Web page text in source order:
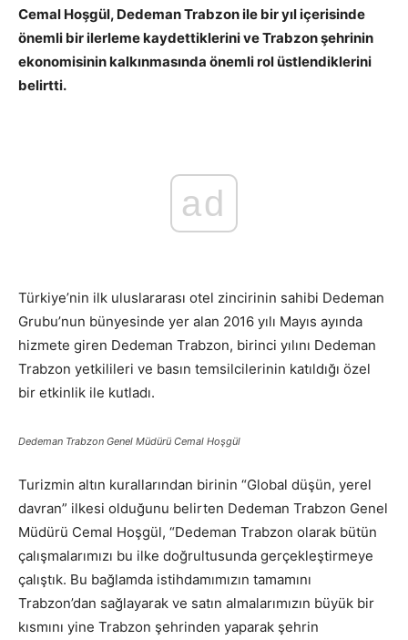
Cemal Hoşgül, Dedeman Trabzon ile bir yıl içerisinde
önemli bir ilerleme kaydettiklerini ve Trabzon şehrinin
ekonomisinin kalkınmasında önemli rol üstlendiklerini
belirtti.
ad
Türkiye’nin ilk uluslararası otel zincirinin sahibi Dedeman
Grubu’nun bünyesinde yer alan 2016 yılı Mayıs ayında
hizmete giren Dedeman Trabzon, birinci yılını Dedeman
Trabzon yetkilileri ve basın temsilcilerinin katıldığı özel
bir etkinlik ile kutladı.
Dedeman Trabzon Genel Müdürü Cemal Hoşgül
Turizmin altın kurallarından birinin “Global düşün, yerel
davran” ilkesi olduğunu belirten Dedeman Trabzon Genel
Müdürü Cemal Hoşgül, “Dedeman Trabzon olarak bütün
çalışmalarımızı bu ilke doğrultusunda gerçekleştirmeye
çalıştık. Bu bağlamda istihdamımızın tamamını
Trabzon’dan sağlayarak ve satın almalarımızın büyük bir
kısmını yine Trabzon şehrinden yaparak şehrin